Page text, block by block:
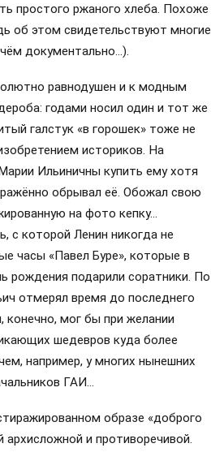
простого ржаного хлеба. Похоже
об этом свидетельствуют многие
документально…).
равнодушен и к модным
годами носил один и тот же
галстук «в горошек» тоже не
историков. На
Ильиничны купить ему хотя
обрывал её. Обожал свою
на фото кепку…
с которой Ленин никогда не
часы «Павел Буре», которые в
рождения подарили соратники. По
отмерял время до последнего
конечно, мог бы при желании
шедевров куда более
например, у многих нынешних
ГАИ…
образе «доброго
и противоречивой.